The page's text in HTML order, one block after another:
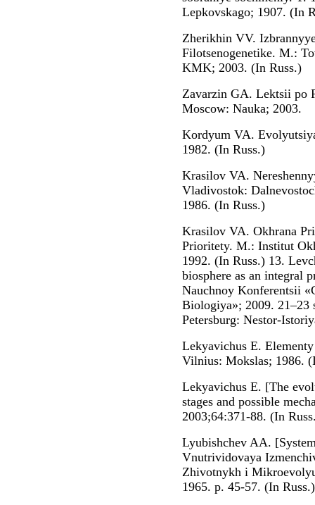
Lepkovskago; 1907. (In
Zherikhin VV.
Filotsenogenetike. M.:
KMK; 2003. (In Russ.)
Zavarzin GA. Lektsii po
Moscow: Nauka; 2003.
Kordyum VA.
1982. (In Russ.)
Krasilov VA.
Vladivostok:
1986. (In Russ.)
Krasilov VA. Okhrana
Prioritety. M.: Institut
1992. (In Russ.) 13.
biosphere as an integral
Nauchnoy Konferentsii
Biologiya»; 2009. 21–23
Petersburg: Nestor-
Lekyavichus E.
Vilnius: Mokslas; 1986.
Lekyavichus E. [The
stages and possible
2003;64:371-88. (In
Lyubishchev AA.
Vnutrividovaya
Zhivotnykh i
1965. p. 45-57. (In Russ.)